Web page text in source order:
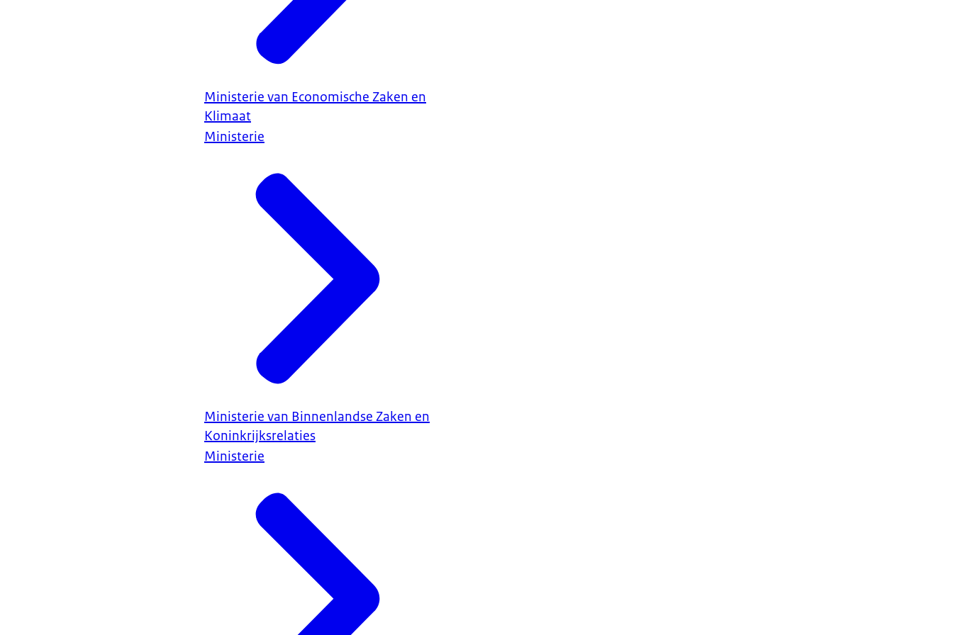
Ministerie van Economische Zaken en
Klimaat
Ministerie
Ministerie van Binnenlandse Zaken en
Koninkrijksrelaties
Ministerie